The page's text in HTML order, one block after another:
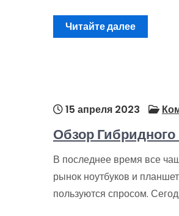
Читайте далее
15 апреля 2023
Обзор
В последнее время все
рынок ноутбуков и
пользуются спросом.